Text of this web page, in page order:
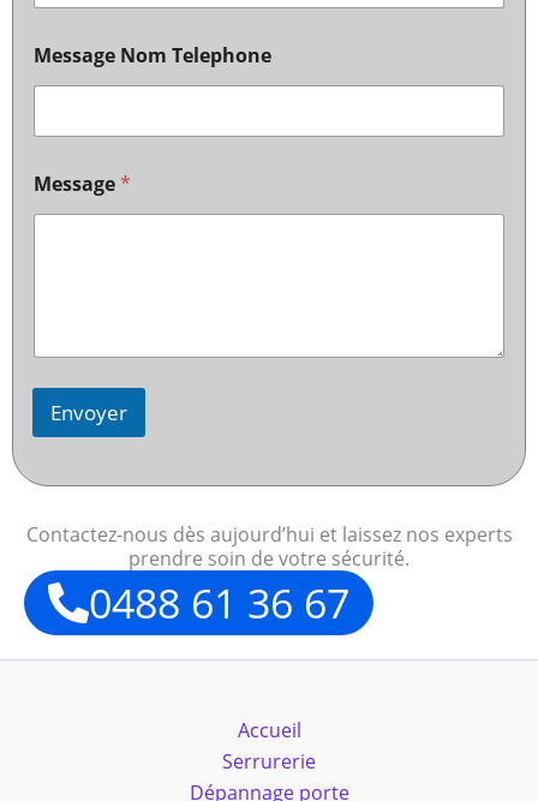
Message Nom Telephone
Message*
Envoyer
Contactez-nous dès aujourd’hui et laissez nos experts
prendre soin de votre sécurité.
0488 61 36 67
Accueil
Serrurerie
Dépannage porte